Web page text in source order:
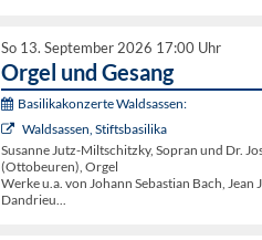
So 13. September 2026 17:00 Uhr
Orgel und Gesang
Basilikakonzerte Waldsassen:
Waldsassen, Stiftsbasilika
Susanne Jutz-Miltschitzky, Sopran und Dr.
(Ottobeuren), Orgel
Werke u.a. von Johann Sebastian Bach, Jean
Dandrieu...